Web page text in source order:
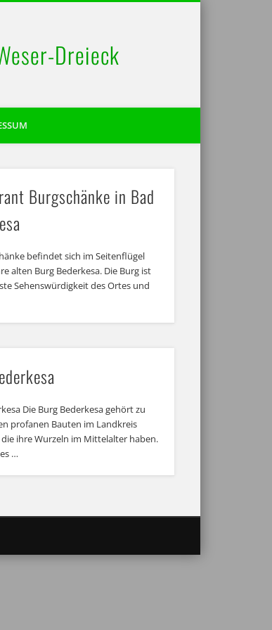
Dreieck
Burgschänke in Bad
befindet sich im Seitenflügel
alten Burg Bederkesa. Die Burg ist
Sehenswürdigkeit des Ortes und
Die Burg Bederkesa gehört zu
profanen Bauten im Landkreis
ihre Wurzeln im Mittelalter haben.
…